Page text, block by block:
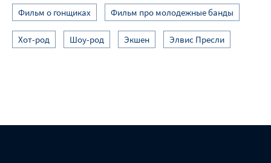
Фильм о гонщиках Фильм про молодежные банды
Хот-род Шоу-род Экшен Элвис Пресли